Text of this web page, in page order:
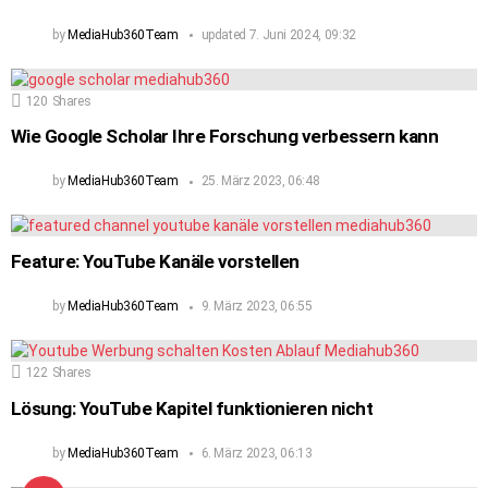
byMediaHub360Team updated 7. Juni 2024, 09:32
120 Shares
Wie Google Scholar Ihre Forschung verbessern kann
by MediaHub360Team 25. März 2023, 06:48
Feature: YouTube Kanäle vorstellen
by MediaHub360Team 9. März 2023, 06:55
122 Shares
Lösung: YouTube Kapitel funktionieren nicht
by MediaHub360Team 6. März 2023, 06:13